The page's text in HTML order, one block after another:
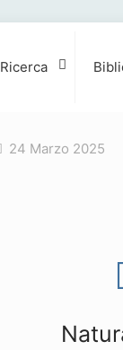
Ricerca
24 Marzo 2025